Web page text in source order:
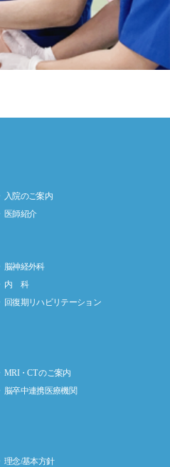
入院のご案内
医師紹介
脳神経外科
内 科
回復期リハビリテーション
MRI・CT のご案内
脳卒中連携医療機関
理念/基本方針